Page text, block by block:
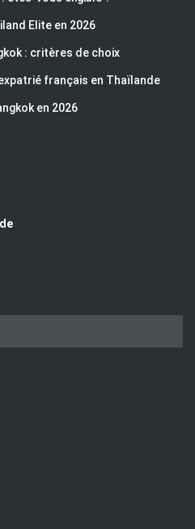
Elite en 2026
: critères de choix
français en Thaïlande
en 2026